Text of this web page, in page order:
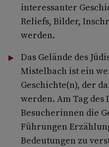
interessanter
Reliefs, Bilder,
werden.
Das Gelände des
Mistelbach ist ein
Geschichte(n), der
werden. Am Tag des
Besucherinnen die
Führungen
Bedeutungen zu